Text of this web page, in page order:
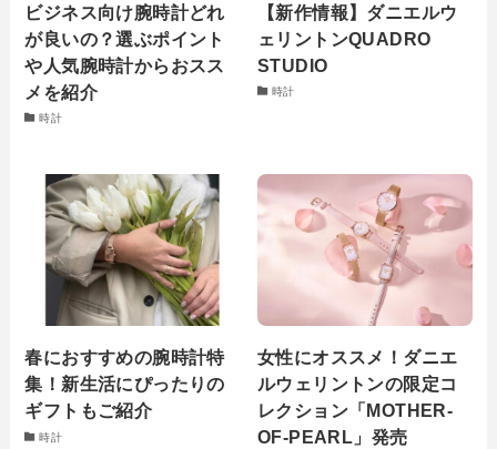
ビジネス向け腕時計どれ
が良いの？選ぶポイント
や人気腕時計からおスス
メを紹介
時計
【新作情報】ダニエルウ
ェリントンQUADRO
STUDIO
時計
春におすすめの腕時計特
集！新生活にぴったりの
ギフトもご紹介
時計
女性にオススメ！ダニエ
ルウェリントンの限定コ
レクション「MOTHER-
OF-PEARL」発売